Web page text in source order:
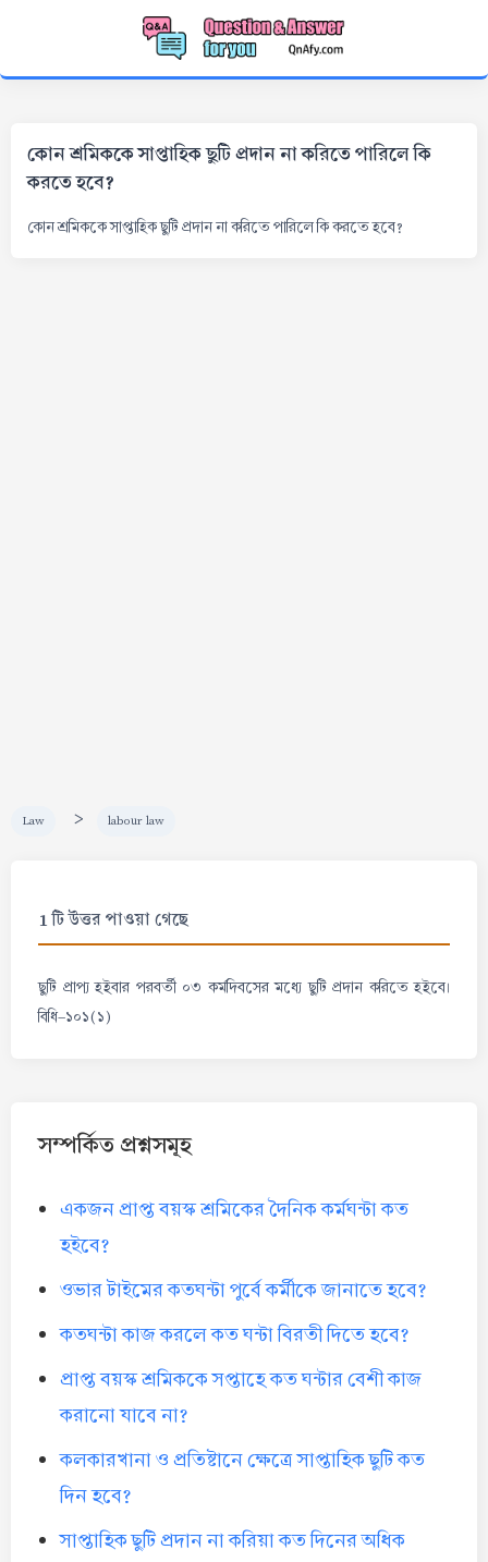
কোন শ্রমিককে সাপ্তাহিক ছুটি প্রদান না করিতে পারিলে কি
করতে হবে?
কোন শ্রমিককে সাপ্তাহিক ছুটি প্রদান না করিতে পারিলে কি করতে হবে?
Law > labour law
1 টি উত্তর পাওয়া গেছে
ছুটি প্রাপ্য হইবার পরবর্তী ০৩ কর্মদিবসের মধ্যে ছুটি প্রদান করিতে হইবে।
বিধি-১০১(১)
সম্পর্কিত প্রশ্নসমূহ
একজন প্রাপ্ত বয়স্ক শ্রমিকের দৈনিক কর্মঘন্টা কত
হইবে?
ওভার টাইমের কতঘন্টা পুর্বে কর্মীকে জানাতে হবে?
কতঘন্টা কাজ করলে কত ঘন্টা বিরতী দিতে হবে?
প্রাপ্ত বয়স্ক শ্রমিককে সপ্তাহে কত ঘন্টার বেশী কাজ
করানো যাবে না?
কলকারখানা ও প্রতিষ্টানে ক্ষেত্রে সাপ্তাহিক ছুটি কত
দিন হবে?
সাপ্তাহিক ছুটি প্রদান না করিয়া কত দিনের অধিক